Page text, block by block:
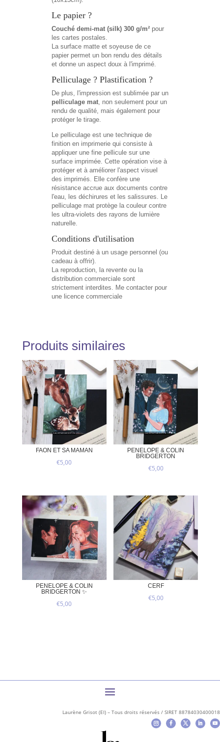
Le papier ?
Couché demi-mat (silk) 300 g/m² pour
les cartes postales.
La surface matte et soyeuse de ce
papier permet un bon rendu des détails
et donne un aspect doux à l'imprimé.
Pelliculage ? Plastification ?
De plus, l'impression est sublimée par un
pelliculage mat, non seulement pour un
rendu de qualité, mais également pour
protéger le tirage.
Le pelliculage est une technique de
finition en imprimerie qui consiste à
appliquer une fine pellicule sur une
surface imprimée. Cette opération vise à
protéger et à améliorer l'aspect visuel
des imprimés. Elle confère une
résistance accrue aux documents contre
l'eau, les déchirures et les salissures. Le
pelliculage mat protège la couleur contre
les ultra-violets des rayons de lumière
naturelle.
Conditions d'utilisation
Produit destiné à un usage personnel (ou
cadeau à offrir).
La reproduction, la revente ou la
distribution commerciale sont
strictement interdites. Me contacter pour
une licence commerciale
Produits similaires
FAON ET SA MAMAN
€5,00
PENELOPE & COLIN
BRIDGERTON
€5,00
PENELOPE & COLIN
BRIDGERTON ✨
€5,00
CERF
€5,00
Laurène Grisot (EI) – Tous droits réservés / SIRET 88784030400018